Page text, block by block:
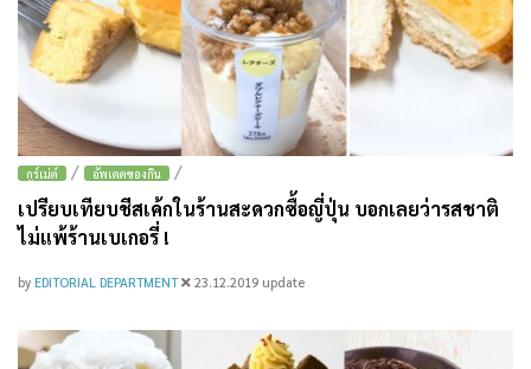
กูร์เม่ต์ / อัพเดตของกิน /
เปรียบเทียบชีสเค้กในร้านสะดวกซื้อญี่ปุ่น บอกเลยว่ารสชาติ
ไม่แพ้ร้านเบเกอรี่ !
by EDITORIAL DEPARTMENT 23.12.2019 update